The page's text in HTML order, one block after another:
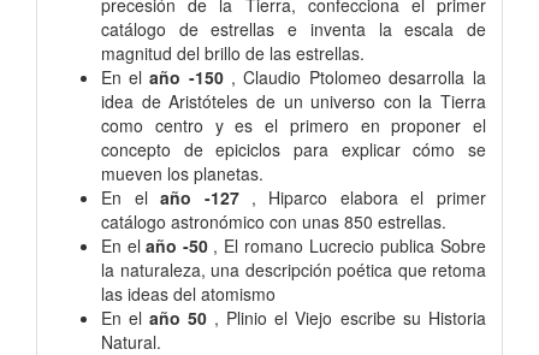
catálogo de estrellas e inventa la escala de
magnitud del brillo de las estrellas.
En el año -150 , Claudio Ptolomeo desarrolla la
idea de Aristóteles de un universo con la Tierra
como centro y es el primero en proponer el
concepto de epiciclos para explicar cómo se
mueven los planetas.
En el año -127 , Hiparco elabora el primer
catálogo astronómico con unas 850 estrellas.
En el año -50 , El romano Lucrecio publica Sobre
la naturaleza, una descripción poética que retoma
las ideas del atomismo
En el año 50 , Plinio el Viejo escribe su Historia
Natural.